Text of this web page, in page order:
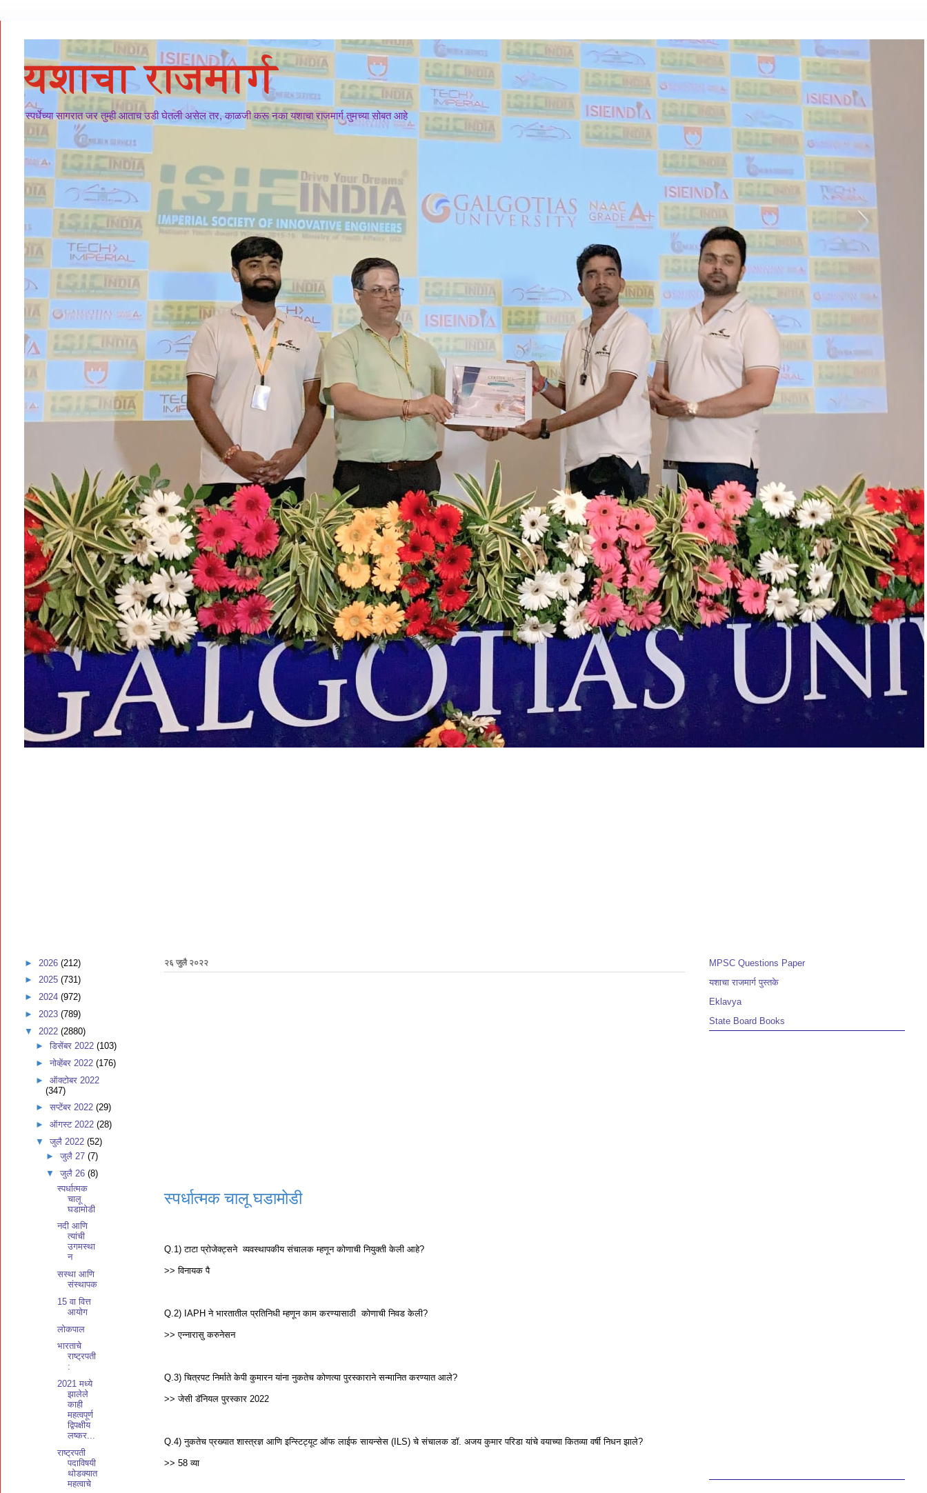
यशाचा राजमार्ग
स्पर्धेच्या सागरात जर तुम्ही आताच उडी घेतली असेल तर, काळजी करू नका यशाचा राजमार्ग तुमच्या सोबत आहे
२६ जुलै २०२२
स्पर्धात्मक चालू घडामोडी
Q.1) टाटा प्रोजेक्ट्सने व्यवस्थापकीय संचालक म्हणून कोणाची नियुक्ती केली आहे?
>> विनायक पै
Q.2) IAPH ने भारतातील प्रतिनिधी म्हणून काम करण्यासाठी कोणाची निवड केली?
>> एन्नारासु करुनेसन
Q.3) चित्रपट निर्माते केपी कुमारन यांना नुकतेच कोणत्या पुरस्काराने सन्मानित करण्यात आले?
>> जेसी डॅनियल पुरस्कार 2022
Q.4) नुकतेच प्रख्यात शास्त्रज्ञ आणि इन्स्टिट्यूट ऑफ लाईफ सायन्सेस (ILS) चे संचालक डॉ. अजय कुमार परिडा यांचे वयाच्या कितव्या वर्षी निधन झाले?
>> 58 व्या
► 2026 (212)
► 2025 (731)
► 2024 (972)
► 2023 (789)
▼ 2022 (2880)
► डिसेंबर 2022 (103)
► नोव्हेंबर 2022 (176)
► ऑक्टोबर 2022
(347)
► सप्टेंबर 2022 (29)
► ऑगस्ट 2022 (28)
▼ जुलै 2022 (52)
►जुलै 27(7)
▼जुलै 26(8)
स्पर्धात्मक
चालू
घडामोडी
नदी आणि
त्यांची
उगमस्था
न
सस्था आणि
संस्थापक
15 वा वित्त
आयोग
लोकपाल
भारताचे
राष्ट्रपती
:
2021 मध्ये
झालेले
काही
महत्वपूर्ण
द्विपक्षीय
लष्कर...
राष्ट्रपती
पदाविषयी
थोडक्यात
महत्वाचे
MPSC Questions Paper
यशाचा राजमार्ग पुस्तके
Eklavya
State Board Books